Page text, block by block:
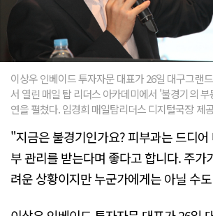
이상우 인베이드 투자자문 대표가 26일 대구그랜
서 열린 매일 탑 리더스 아카데미에서 '불경기의
연을 펼쳤다. 임경희 매일탑리더스 디지털국장 제
"지금은 불경기인가요? 피부과는 드디
부 관리를 받는다며 좋다고 합니다. 주가
려운 상황이지만 누군가에게는 아닐 수